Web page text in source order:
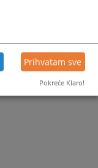
Prihvatam sve
Pokreće Klaro!